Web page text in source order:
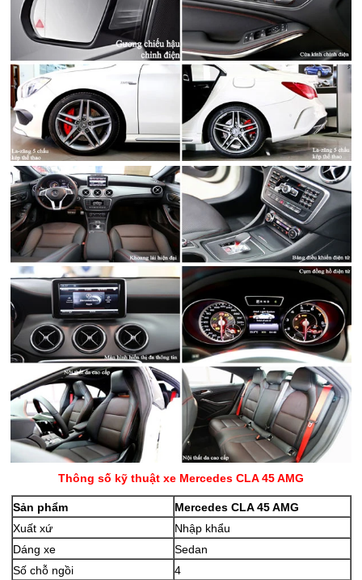
Thông số kỹ thuật xe Mercedes CLA 45 AMG
Sản phẩm
Mercedes CLA 45 AMG
Xuất xứ
Nhập khẩu
Dáng xe
Sedan
Số chỗ ngồi
4